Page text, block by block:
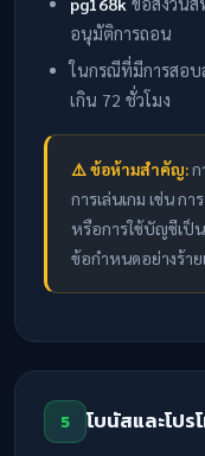
อนุมัติการถอน
ในกรณีที่มีการสอบ
เกิน 72 ชั่วโมง
⚠️ ข้อห้ามสำคัญ:ก
การเล่นเกม เช่น ก
หรือการใช้บัญชีเป็น
ข้อกำหนดอย่างร้า
5 โบนัสและโปร